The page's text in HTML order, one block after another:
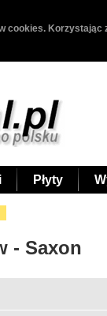
cookies. Korzystając
Płyty
- Saxon